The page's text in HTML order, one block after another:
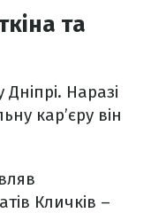
та
Наразі
кар’єру він
Кличків –